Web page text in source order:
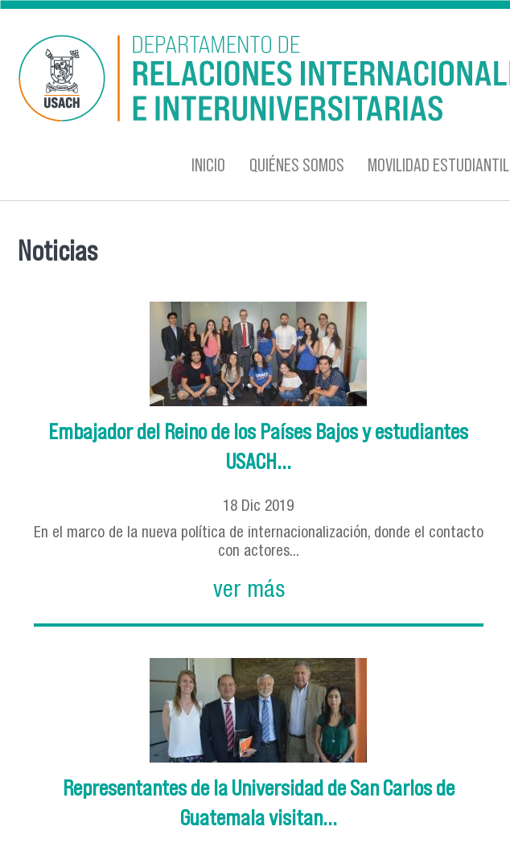
Pasar al contenido principal
INICIO QUIÉNES SOMOS MOVILIDAD ESTUDIANTIL
Se encuentra usted aquí
Noticias
Embajador del Reino de los Países Bajos y estudiantes
USACH...
18 Dic 2019
En el marco de la nueva política de internacionalización, donde el contacto
con actores...
ver más
Representantes de la Universidad de San Carlos de
Guatemala visitan...